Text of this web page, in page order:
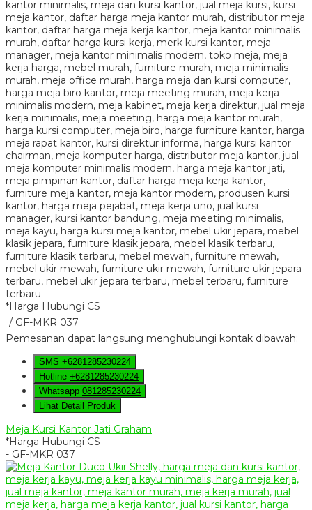
*Harga Hubungi CS
/ GF-MKR 037
Pemesanan dapat langsung menghubungi kontak dibawah:
SMS +6281285230224
Hotline +6281285230224
Whatsapp 081285230224
Lihat Detail Produk
Meja Kursi Kantor Jati Graham
*Harga Hubungi CS
- GF-MKR 037